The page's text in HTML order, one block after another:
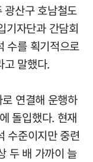
광산구 호남철도
기자단과 간담회
수를 획기적으로
고 말했다.
연결해 운행하
돌입했다. 현재
수준이지만 중련
두 배 가까이 늘